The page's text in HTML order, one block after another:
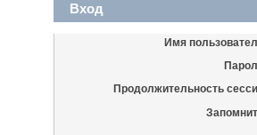
Вход
Имя
Продолжительность